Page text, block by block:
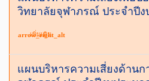
วิทยาลัยจุฬาภรณ์ ประจำปี
arrow_right_alt
เพิ่มเติม
แผนบริหารความเสี่ยงด้าน